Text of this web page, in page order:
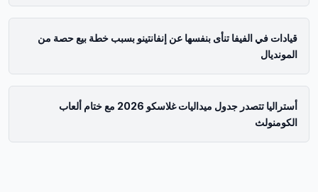
قيادات في الفيفا تنأى بنفسها عن إنفانتينو بسبب خطة بيع حصة من
المونديال
أستراليا تتصدر جدول ميداليات غلاسكو 2026 مع ختام ألعاب
الكومنولث